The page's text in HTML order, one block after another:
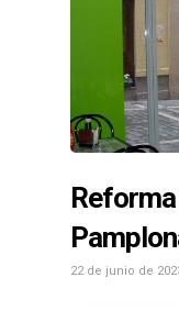
22 de junio de